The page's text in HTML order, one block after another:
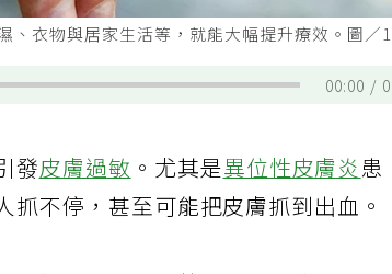
衣物與居家生活等，就能大幅提升療效。圖／
00:00
發皮膚過敏 。尤其是異位性皮膚炎患
不停，甚至可能把皮膚抓到出血。